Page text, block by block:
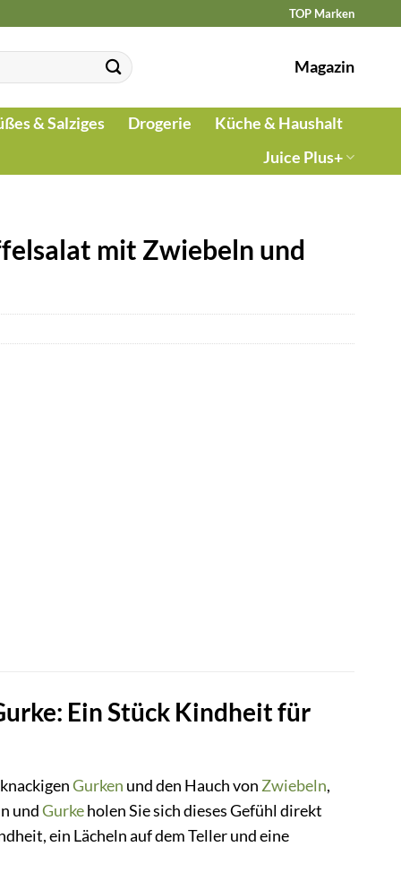
TOP Marken
Magazin
& Salziges Drogerie
Küche & Haushalt
Juice Plus+
mit Zwiebeln und
Ein Stück Kindheit für
Gurken und den Hauch von Zwiebeln,
undGurkeholen Sie sich dieses Gefühl direkt
ein Lächeln auf dem Teller und eine